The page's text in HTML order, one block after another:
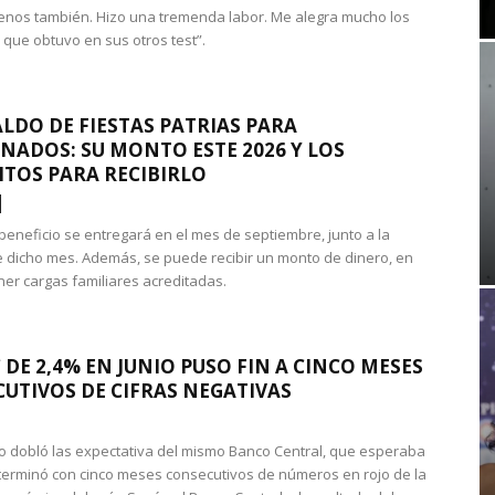
también. Hizo una tremenda labor. Me alegra mucho los
obtuvo en sus otros test”.
DE FIESTAS PATRIAS PARA
SU MONTO ESTE 2026 Y LOS
PARA RECIBIRLO
se entregará en el mes de septiembre, junto a la
dicho mes. Además, se puede recibir un monto de dinero, en
cargas familiares acreditadas.
2,4% EN JUNIO PUSO FIN A CINCO MESES
DE CIFRAS NEGATIVAS
dobló las expectativa del mismo Banco Central, que esperaba
con cinco meses consecutivos de números en rojo de la